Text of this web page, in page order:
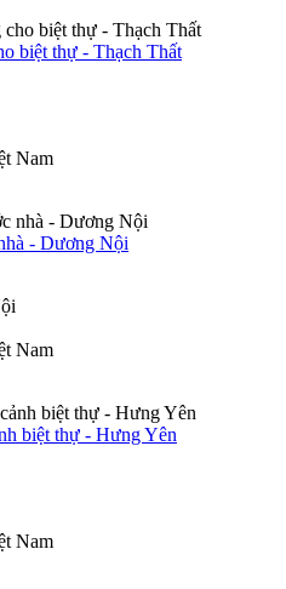
biệt thự - Thạch Thất
Nam
- Dương Nội
Nam
biệt thự - Hưng Yên
Nam